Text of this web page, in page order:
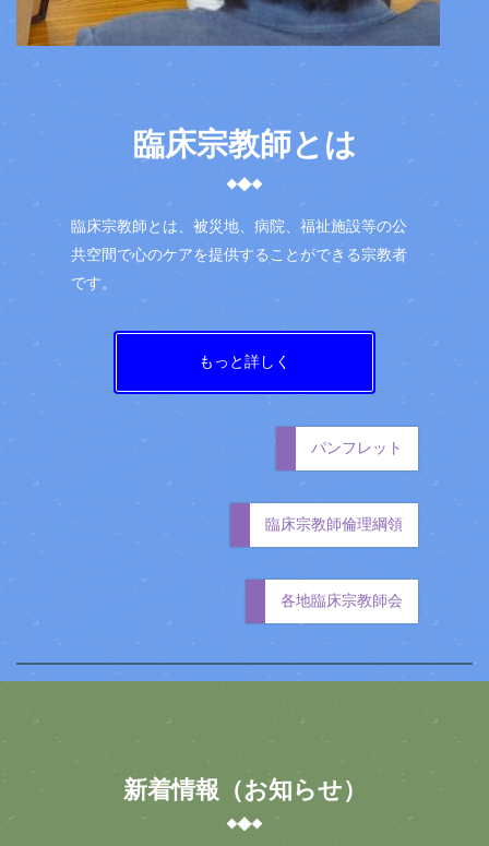
臨床宗教師とは
臨床宗教師とは、被災地、病院、福祉施設等の公
共空間で心のケアを提供することができる宗教者
です。
もっと詳しく
パンフレット
臨床宗教師倫理綱領
各地臨床宗教師会
新着情報（お知らせ）